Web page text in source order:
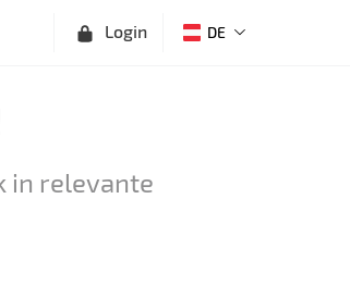
Login DE
in relevante